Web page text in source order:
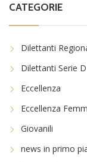
CATEGORIE
Dilettanti
Dilettanti Serie D
Eccellenza
Eccellenza
Giovanili
news in primo